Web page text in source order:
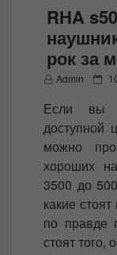
RHA
рок за
Admin
P
s
t
e
d
o
n
Если вы
доступной
можно
хороших
3500 до
какие
по правде
стоят того,